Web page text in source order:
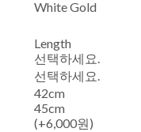
White Gold
Length
선택하세요.
선택하세요.
42cm
45cm
(+6,000원)